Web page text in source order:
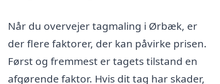
Når du overvejer tagmaling i Ørbæk, er
der flere faktorer, der kan påvirke prisen.
Først og fremmest er tagets tilstand en
afgørende faktor. Hvis dit tag har skader,